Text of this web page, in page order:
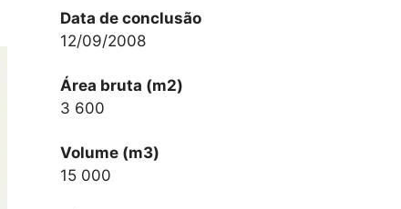
Data de conclusão
12/09/2008
Área bruta (m2)
3 600
Volume (m3)
15 000